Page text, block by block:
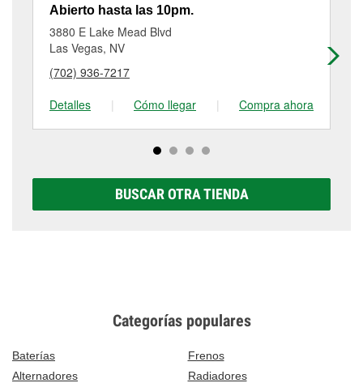
(702) 438-1998o visítanos en 1615 North Nellis
Blvd, Las Vegas, NV.
necesarios para completar el servicio. Los servicios
adicionales, como el rectificado de discos y
tambores de freno, tienen un pequeño costo que
tienda #2693 para obtener más información.
Abierto hasta las 10pm.
3880 E Lake Mead Blvd
Las Vegas, NV
(702) 936-7217
Detalles
| Cómo llegar | Compra ahora
BUSCAR OTRA TIENDA
Categorías populares
Baterías
Frenos
Alternadores
Radiadores